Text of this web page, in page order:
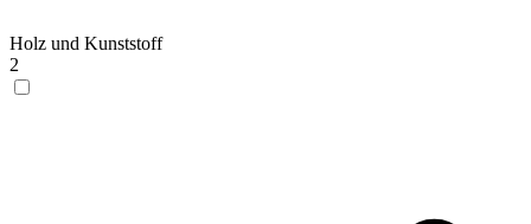
Holz und Kunststoff
2